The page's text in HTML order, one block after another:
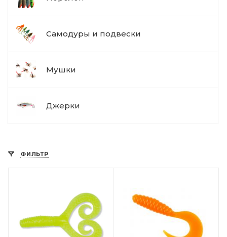
Самодуры и подвески
Мушки
Джерки
ФИЛЬТР